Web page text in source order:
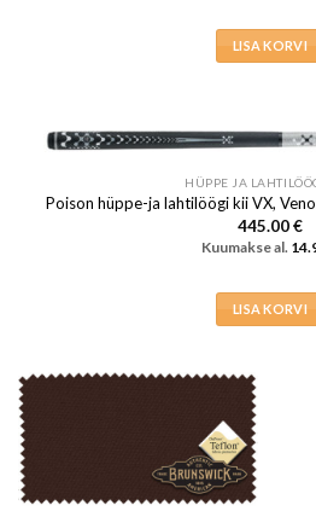
LISA KORVI
HÜPPE JA
Poison hüppe-ja lahtilöögi kii VX,
445.00€
Kuumakse al.
LISA KORVI